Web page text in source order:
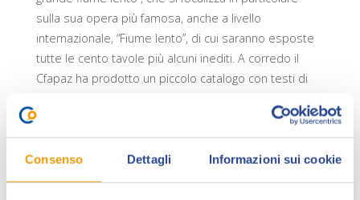
Consenso Dettagli Informazioni sui cookie
sulla sua opera più famosa, anche a livello
internazionale, “Fiume lento”, di cui saranno esposte
tutte le cento tavole più alcuni inediti. A corredo il
Cfapaz ha prodotto un piccolo catalogo con testi di
selezione di tavole, e alcune cartoline.
principale i 50 anni della Storia del West, la